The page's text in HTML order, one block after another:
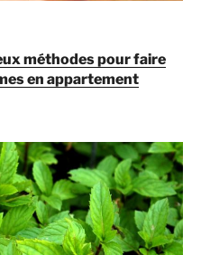
méthodes pour faire
en appartement